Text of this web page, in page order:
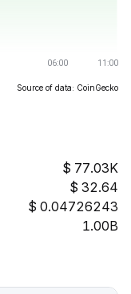
Source of data: CoinGecko
77.03K
32.64
0.04726243
1.00B